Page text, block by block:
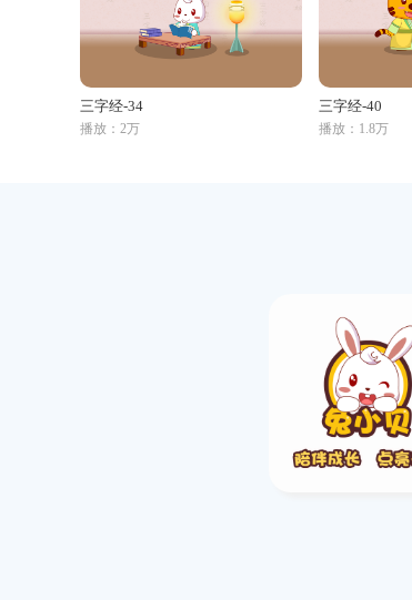
三字经-34
播放：2万
三字经-40
播放：1.8万